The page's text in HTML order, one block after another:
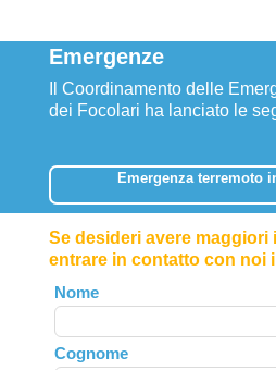
Emergenze
Il Coordinamento delle
dei Focolari ha lanciato le
Emergenza terremoto
Se desideri avere maggiori
entrare in contatto con noi
Leave
this
field
blank
Nome
Cognome